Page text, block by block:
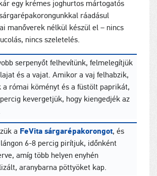
egy krémes joghurtos mártogatós
ráadásul
manőverek nélkül készül el – nincs
nincs szeletelés.
serpenyőt felhevítünk, felmelegítjük
és a vajat. Amikor a vaj felhabzik,
a római köményt és a füstölt paprikát,
kevergetjük, hogy kiengedjék az
a FeVita sárgarépakorongot, és
6-8 percig pirítjuk, időnként
amíg több helyen enyhén
aranybarna pöttyöket kap.